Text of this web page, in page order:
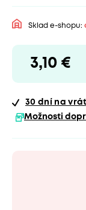
Sklad e-shopu:
3,10 €
30 dní na
Možnosti